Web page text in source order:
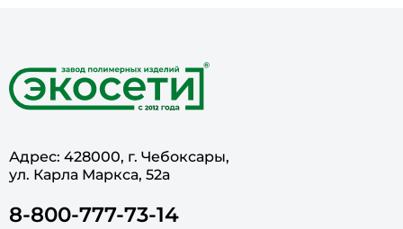
Адрес: 428000, г. Чебоксары,
ул. Карла Маркса, 52а
8-800-777-73-14